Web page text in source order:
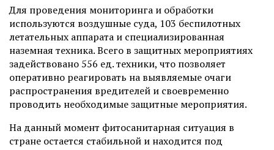
​Для проведения мониторинга и обработки
используются воздушные суда, 103 беспилотных
летательных аппарата и специализированная
наземная техника. Всего в защитных мероприятиях
задействовано 556 ед. техники, что позволяет
оперативно реагировать на выявляемые очаги
распространения вредителей и своевременно
проводить необходимые защитные мероприятия.
На данный момент фитосанитарная ситуация в
стране остается стабильной и находится под